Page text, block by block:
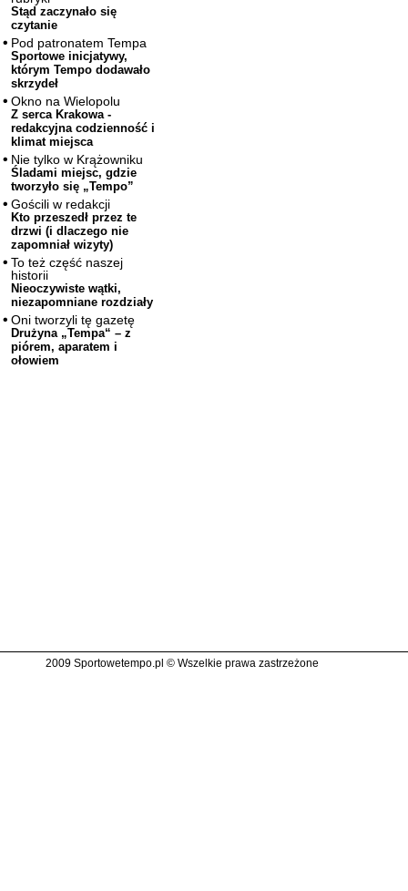
Stąd zaczynało się
czytanie
Pod patronatem Tempa
Sportowe inicjatywy,
którym Tempo dodawało
skrzydeł
Okno na Wielopolu
Z serca Krakowa -
redakcyjna codzienność i
klimat miejsca
Nie tylko w Krążowniku
Śladami miejsc, gdzie
tworzyło się „Tempo”
Gościli w redakcji
Kto przeszedł przez te
drzwi (i dlaczego nie
zapomniał wizyty)
To też część naszej
historii
Nieoczywiste wątki,
niezapomniane rozdziały
Oni tworzyli tę gazetę
Drużyna „Tempa“ – z
piórem, aparatem i
ołowiem
2009 Sportowetempo.pl © Wszelkie prawa zastrzeżone